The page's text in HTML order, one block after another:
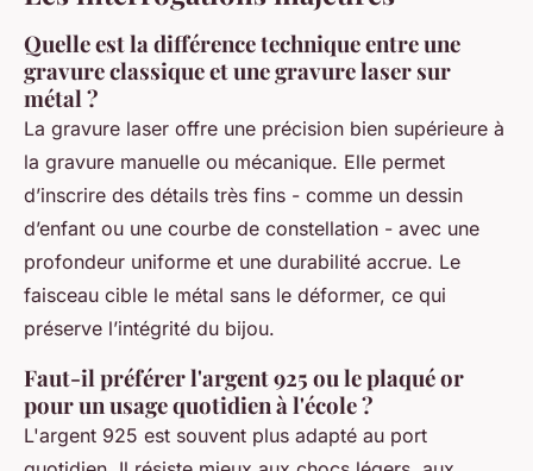
Quelle est la différence technique entre une
gravure classique et une gravure laser sur
métal ?
La gravure laser offre une précision bien supérieure à
la gravure manuelle ou mécanique. Elle permet
d’inscrire des détails très fins - comme un dessin
d’enfant ou une courbe de constellation - avec une
profondeur uniforme et une durabilité accrue. Le
faisceau cible le métal sans le déformer, ce qui
préserve l’intégrité du bijou.
Faut-il préférer l'argent 925 ou le plaqué or
pour un usage quotidien à l'école ?
L'argent 925 est souvent plus adapté au port